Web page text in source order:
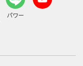
パワー